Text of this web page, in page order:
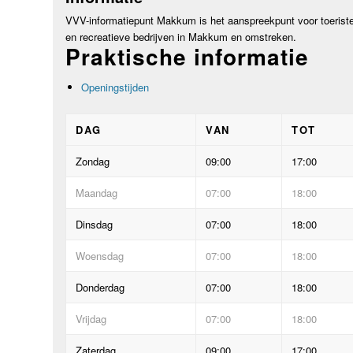
VVV-informatiepunt Makkum is het aanspreekpunt voor
en recreatieve bedrijven in Makkum en omstreken.
Praktische informatie
Openingstijden
DAG VAN TOT
Zondag 09:00 17:00
Maandag 07:00 18:00
Dinsdag 07:00 18:00
Woensdag 07:00 18:00
Donderdag 07:00 18:00
Vrijdag 07:00 18:00